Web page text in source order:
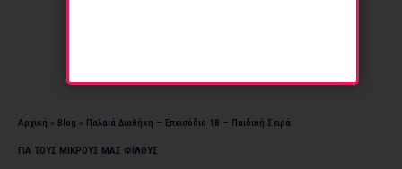
Αρχική » Blog » Παλαιά Διαθήκη – Επεισόδιο 18 – Παιδική Σειρά
ΓΙΑ ΤΟΥΣ ΜΙΚΡΟΥΣ ΜΑΣ ΦΙΛΟΥΣ